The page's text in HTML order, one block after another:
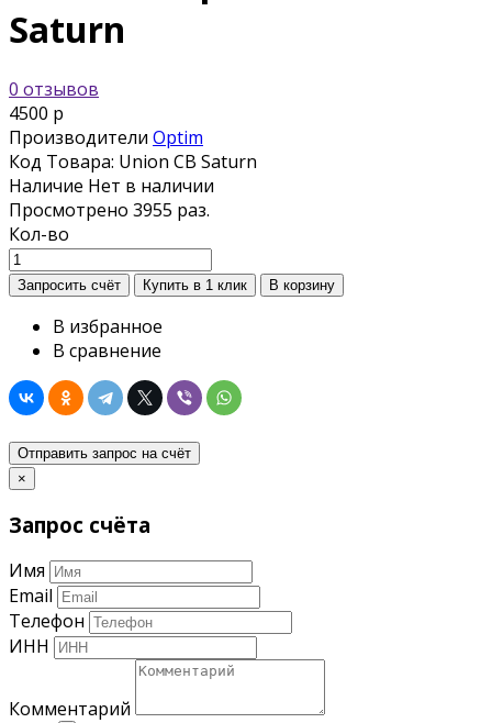
Saturn
0 отзывов
4500 р
Производители Optim
Код Товара: Union CB Saturn
Наличие Нет в наличии
Просмотрено 3955 раз.
Кол-во
В избранное
В сравнение
Отправить запрос на счёт
×
Запрос счёта
Имя
Email
Телефон
ИНН
Комментарий